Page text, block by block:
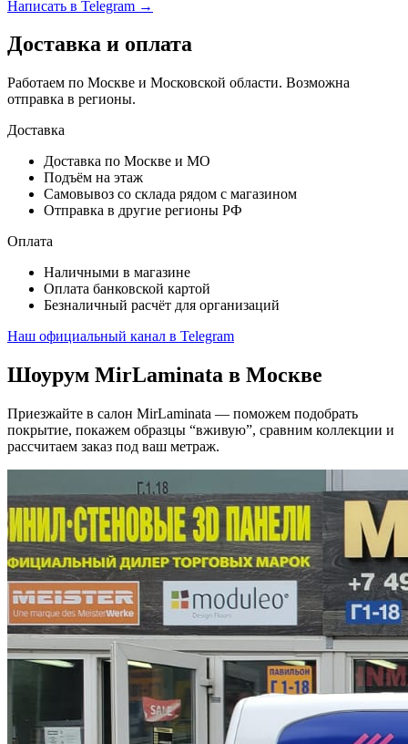
Написать в Telegram →
Доставка и оплата
Работаем по Москве и Московской области. Возможна
отправка в регионы.
Доставка
Доставка по Москве и МО
Подъём на этаж
Самовывоз со склада рядом с магазином
Отправка в другие регионы РФ
Оплата
Наличными в магазине
Оплата банковской картой
Безналичный расчёт для организаций
Наш официальный канал в Telegram
Шоурум MirLaminata в Москве
Приезжайте в салон MirLaminata — поможем подобрать
покрытие, покажем образцы “вживую”, сравним коллекции и
рассчитаем заказ под ваш метраж.